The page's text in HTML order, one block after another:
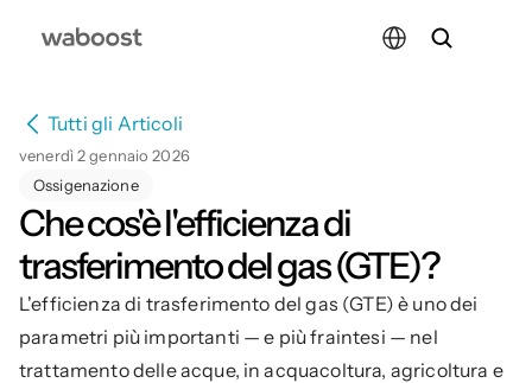
Tutti gli Articoli
venerdì 2 gennaio 2026
Ossigenazione
Che cos'è l'efficienza di
trasferimento del gas (GTE)?
L'efficienza di trasferimento del gas (GTE) è uno dei
parametri più importanti — e più fraintesi — nel
trattamento delle acque, in acquacoltura, agricoltura e